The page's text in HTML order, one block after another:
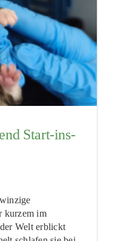
Start-ins-
kurzem im
Welt erblickt